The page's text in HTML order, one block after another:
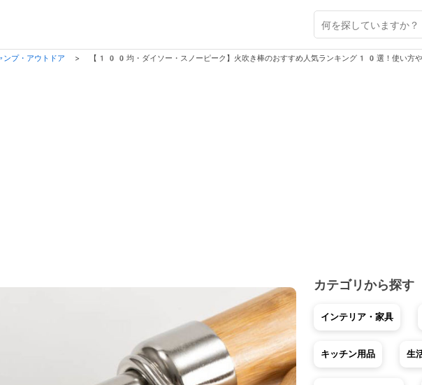
ンプ・アウトドア > 【100均・ダイソー・スノーピーク】火吹き棒のおすすめ人気ランキング10選！使い方や
カテゴリから探す
インテリア・家具
キッチン用品 生